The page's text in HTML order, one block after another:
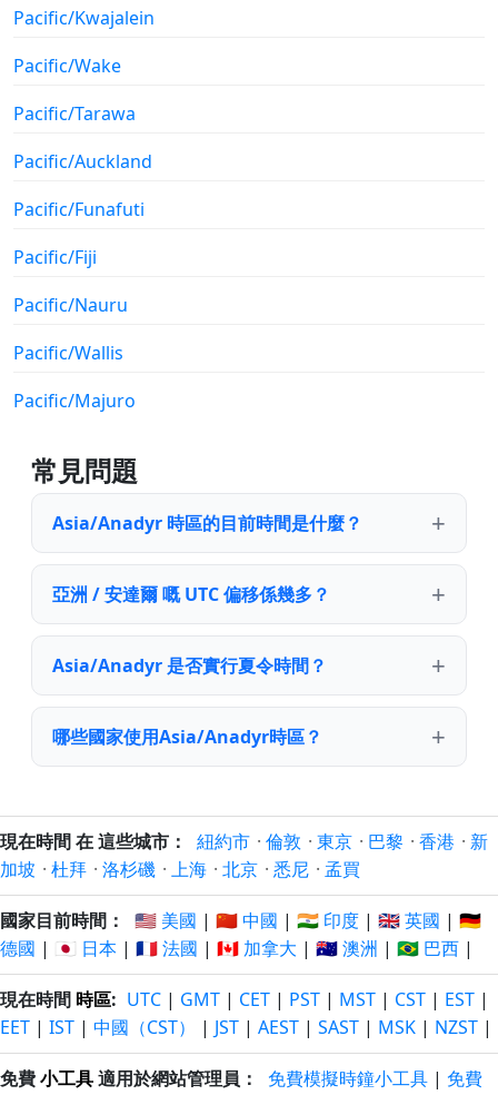
Pacific/Kwajalein
Pacific/Wake
Pacific/Tarawa
Pacific/Auckland
Pacific/Funafuti
Pacific/Fiji
Pacific/Nauru
Pacific/Wallis
Pacific/Majuro
常見問題
Asia/Anadyr 時區的目前時間是什麼？
亞洲 / 安達爾 嘅 UTC 偏移係幾多？
Asia/Anadyr 是否實行夏令時間？
哪些國家使用Asia/Anadyr時區？
現在時間 在 這些城市： 紐約市 · 倫敦 · 東京 · 巴黎 · 香港 · 新
加坡 · 杜拜 · 洛杉磯 · 上海 · 北京 · 悉尼 · 孟買
國家目前時間： 🇺🇸 美國 | 🇨🇳 中國 | 🇮🇳 印度 | 🇬🇧 英國 | 🇩🇪
德國 | 🇯🇵 日本 | 🇫🇷 法國 | 🇨🇦 加拿大 | 🇦🇺 澳洲 | 🇧🇷 巴西 |
現在時間 時區: UTC | GMT | CET | PST | MST | CST | EST |
EET | IST | 中國（CST） | JST | AEST | SAST | MSK | NZST |
免費小工具適用於網站管理員： 免費模擬時鐘小工具 | 免費